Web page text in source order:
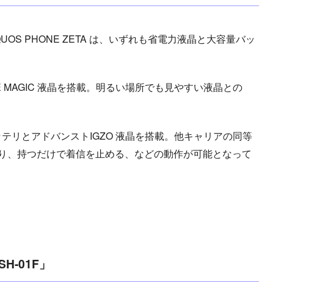
PHONE ZETA は、いずれも省電力液晶と大容量バッ
液晶を搭載。明るい場所でも見やすい液晶との
リとアドバンストIGZO 液晶を搭載。他キャリアの同等
持つだけで着信を止める、などの動作が可能となって
01F」